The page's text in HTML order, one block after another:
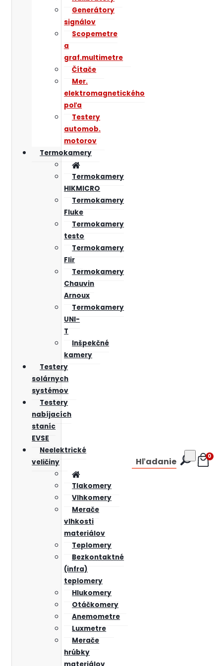
Generátory
signálov
Scopemetre
a
graf.multimetre
Čítače
Mer.
elektromagnetického
poľa
Testery
automob.
motorov
Termokamery
Termokamery
HIKMICRO
Termokamery
Fluke
Termokamery
testo
Termokamery
Flir
Termokamery
Chauvin
Arnoux
Termokamery
UNI-
T
Inšpekčné
kamery
Testery
solárnych
systémov
Testery
nabíjacích
staníc
EVSE
Neelektrické
veličiny
Tlakomery
Vlhkomery
Merače
vlhkosti
materiálov
Teplomery
Bezkontaktné
(infra)
teplomery
Hlukomery
Otáčkomery
Anemometre
Luxmetre
Merače
hrúbky
Hľadanie 0